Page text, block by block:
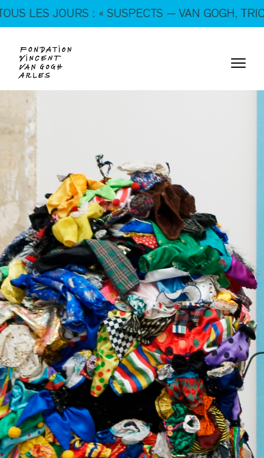
En ce moment, tous les jours : « SUSPECTS — VAN
GOGH, TRICKSTERS & CO. »
: « SUSPECTS — VAN GOGH, TRICKSTERS